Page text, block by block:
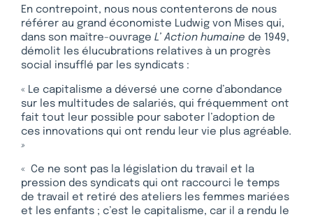
En contrepoint, nous nous contenterons de nous
référer au grand économiste Ludwig von Mises qui,
dans son maître-ouvrage L’ Action humaine de 1949,
démolit les élucubrations relatives à un progrès
social insufflé par les syndicats :
« Le capitalisme a déversé une corne d’abondance
sur les multitudes de salariés, qui fréquemment ont
fait tout leur possible pour saboter l’adoption de
ces innovations qui ont rendu leur vie plus agréable.
»
« Ce ne sont pas la législation du travail et la
pression des syndicats qui ont raccourci le temps
de travail et retiré des ateliers les femmes mariées
et les enfants ; c’est le capitalisme, car il a rendu le